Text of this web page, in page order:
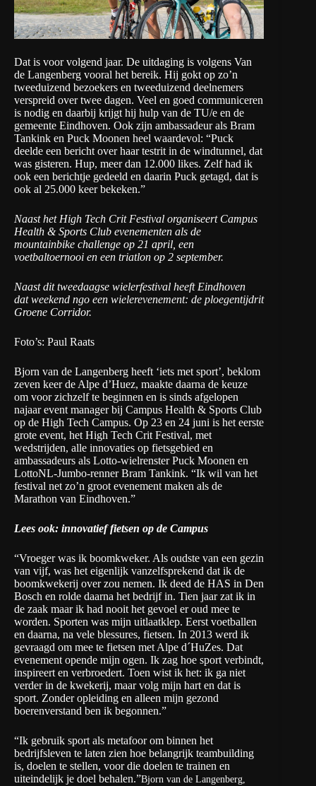
Dat is voor volgend jaar. De uitdaging is volgens Van
de Langenberg vooral het bereik. Hij gokt op zo’n
tweeduizend bezoekers en tweeduizend deelnemers
verspreid over twee dagen. Veel en goed communiceren
is nodig en daarbij krijgt hij hulp van de TU/e en de
gemeente Eindhoven. Ook zijn ambassadeur als Bram
Tankink en Puck Moonen heel waardevol: “Puck
deelde een bericht over haar testrit in de windtunnel, dat
was gisteren. Hup, meer dan 12.000 likes. Zelf had ik
ook een berichtje gedeeld en daarin Puck getagd, dat is
ook al 25.000 keer bekeken.”
Naast het High Tech Crit Festival organiseert Campus
Health & Sports Club evenementen als de
mountainbike challenge op 21 april, een
voetbaltoernooi en een triatlon op 2 september.
Naast dit tweedaagse wielerfestival heeft Eindhoven
dat weekend ngo een wielerevenement: de ploegentijdrit
Groene Corridor.
Foto’s: Paul Raats
Bjorn van de Langenberg heeft ‘iets met sport’, beklom
zeven keer de Alpe d’Huez, maakte daarna de keuze
om voor zichzelf te beginnen en is sinds afgelopen
najaar event manager bij Campus Health & Sports Club
op de High Tech Campus. Op 23 en 24 juni is het eerste
grote event, het High Tech Crit Festival, met
wedstrijden, alle innovaties op fietsgebied en
ambassadeurs als Lotto-wielrenster Puck Moonen en
LottoNL-Jumbo-renner Bram Tankink. “Ik wil van het
festival net zo’n groot evenement maken als de
Marathon van Eindhoven.”
Lees ook: innovatief fietsen op de Campus
“Vroeger was ik boomkweker. Als oudste van een gezin
van vijf, was het eigenlijk vanzelfsprekend dat ik de
boomkwekerij over zou nemen. Ik deed de HAS in Den
Bosch en rolde daarna het bedrijf in. Tien jaar zat ik in
de zaak maar ik had nooit het gevoel er oud mee te
worden. Sporten was mijn uitlaatklep. Eerst voetballen
en daarna, na vele blessures, fietsen. In 2013 werd ik
gevraagd om mee te fietsen met Alpe d´HuZes. Dat
evenement opende mijn ogen. Ik zag hoe sport verbindt,
inspireert en verbroedert. Toen wist ik het: ik ga niet
verder in de kwekerij, maar volg mijn hart en dat is
sport. Zonder opleiding en alleen mijn gezond
boerenverstand ben ik begonnen.”
“Ik gebruik sport als metafoor om binnen het
bedrijfsleven te laten zien hoe belangrijk teambuilding
is, doelen te stellen, voor die doelen te trainen en
uiteindelijk je doel behalen.”Bjorn van de Langenberg,